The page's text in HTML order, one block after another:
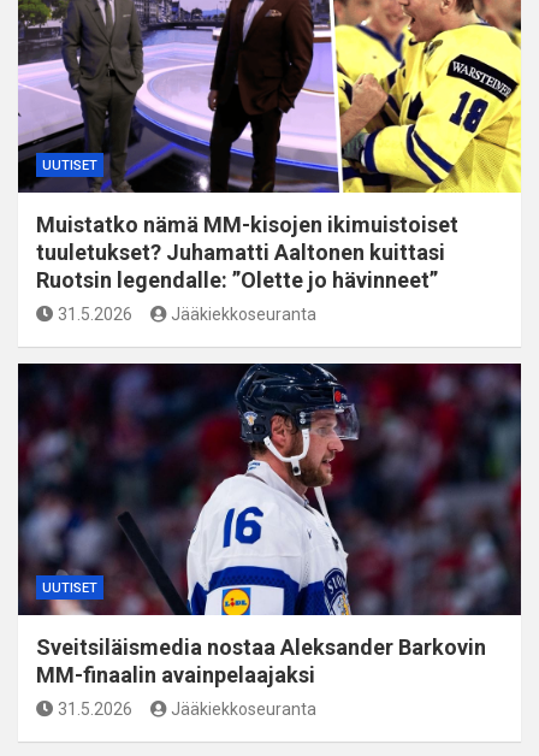
UUTISET
Muistatko nämä MM-kisojen ikimuistoiset
tuuletukset? Juhamatti Aaltonen kuittasi
Ruotsin legendalle: ”Olette jo hävinneet”
31.5.2026 Jääkiekkoseuranta
UUTISET
Sveitsiläismedia nostaa Aleksander Barkovin
MM-finaalin avainpelaajaksi
31.5.2026 Jääkiekkoseuranta